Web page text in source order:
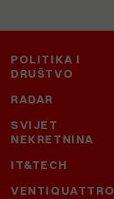
POLITIKA I
DRUŠTVO
RADAR
SVIJET
NEKRETNINA
IT&TECH
VENTIQUATTRO